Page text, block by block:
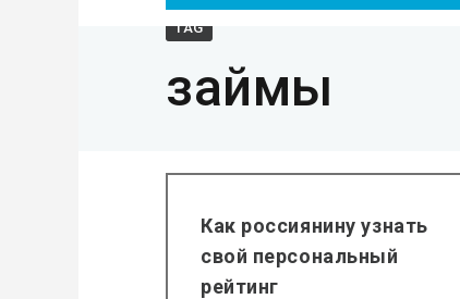
TAG
займы
Как россиянину узнать
свой персональный
рейтинг